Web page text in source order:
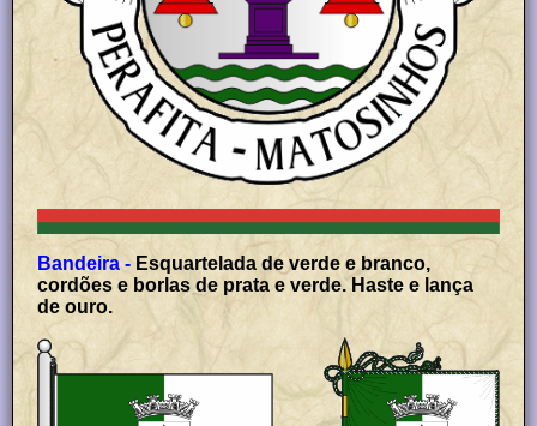
Bandeira - Esquartelada de verde e branco,
cordões e borlas de prata e verde. Haste e lança
de ouro.